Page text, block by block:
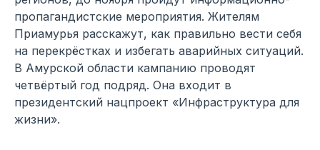
пропагандистские мероприятия. Жителям
Приамурья расскажут, как правильно вести себя
на перекрёстках и избегать аварийных ситуаций.
В Амурской области кампанию проводят
четвёртый год подряд. Она входит в
президентский нацпроект «Инфраструктура для
жизни».